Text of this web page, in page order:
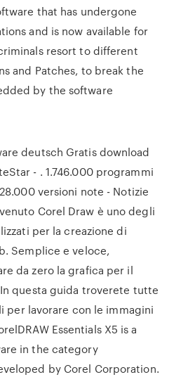
that has undergone
and is now available for
resort to different
and Patches, to break the
by the software
deutsch Gratis download
- . 1.746.000 programmi
versioni note - Notizie
Corel Draw è uno degli
per la creazione di
Semplice e veloce,
da zero la grafica per il
questa guida troverete tutte
per lavorare con le immagini
Essentials X5 is a
in the category
by Corel Corporation.